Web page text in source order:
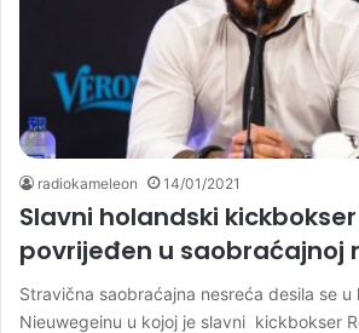
radiokameleon 14/01/2021
Slavni holandski
povrijeđen u saobraćajnoj
Stravična saobraćajna nesreća desila se u
Nieuwegeinu u kojoj je slavni kickbokser